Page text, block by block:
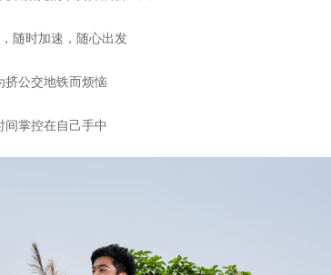
随时加速，随心出发
挤公交地铁而烦恼
间掌控在自己手中